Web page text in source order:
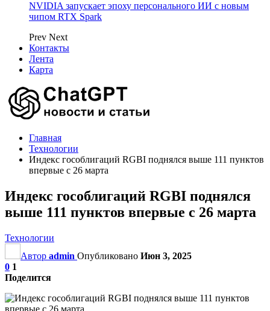
NVIDIA запускает эпоху персонального ИИ с новым
чипом RTX Spark
Prev Next
Контакты
Лента
Карта
Главная
Технологии
Индекс гособлигаций RGBI поднялся выше 111 пунктов
впервые с 26 марта
Индекс гособлигаций RGBI поднялся
выше 111 пунктов впервые с 26 марта
Технологии
Автор admin Опубликовано Июн 3, 2025
0 1
Поделится